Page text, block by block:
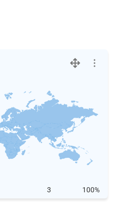
3 100%